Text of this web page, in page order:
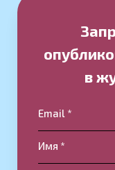
в
Email *
Имя *